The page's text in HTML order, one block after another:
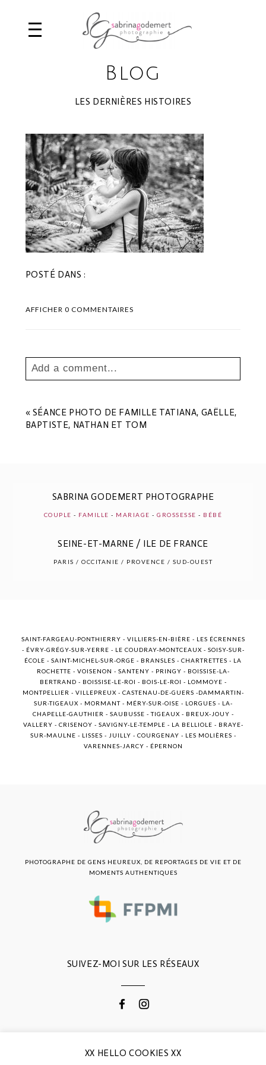
Blog
LES DERNIÈRES HISTOIRES
POSTÉ DANS :
AFFICHER0 COMMENTAIRES
Add a comment...
Les champs marqués sont requis *
« SÉANCE PHOTO DE FAMILLE TATIANA, GAËLLE,
BAPTISTE, NATHAN ET TOM
SABRINA GODEMERT PHOTOGRAPHE
COUPLE - FAMILLE - MARIAGE -GROSSESSE - BÉBÉ
SEINE-ET-MARNE / ILE DE FRANCE
PARIS / OCCITANIE / PROVENCE / SUD-OUEST
SAINT-FARGEAU-PONTHIERRY - VILLIERS-EN-BIÈRE - LES ÉCRENNES
- ÉVRY-GRÉGY-SUR-YERRE - LE COUDRAY-MONTCEAUX - SOISY-SUR-
ÉCOLE - SAINT-MICHEL-SUR-ORGE - BRANSLES - CHARTRETTES - LA
ROCHETTE - VOISENON - SANTENY - PRINGY - BOISSISE-LA-
BERTRAND - BOISSISE-LE-ROI - BOIS-LE-ROI - LOMMOYE -
MONTPELLIER - VILLEPREUX - CASTENAU-DE-GUERS -DAMMARTIN-
SUR-TIGEAUX - MORMANT - MÉRY-SUR-OISE - LORGUES - LA-
CHAPELLE-GAUTHIER - SAUBUSSE - TIGEAUX - BREUX-JOUY -
VALLERY - CRISENOY - SAVIGNY-LE-TEMPLE - LA BELLIOLE - BRAYE-
SUR-MAULNE - LISSES - JUILLY - COURGENAY - LES MOLIÈRES -
VARENNES-JARCY - ÉPERNON
SUIVEZ-MOI SUR LES RÉSEAUX
PHOTOGRAPHE DE GENS HEUREUX, DE REPORTAGES DE VIE ET DE
MOMENTS AUTHENTIQUES
CONTACTEZ-MOI
XX HELLO COOKIES XX